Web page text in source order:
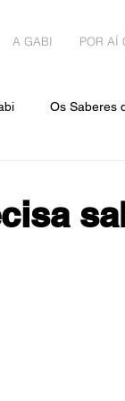
A GABI POR AÍ
Os Saberes